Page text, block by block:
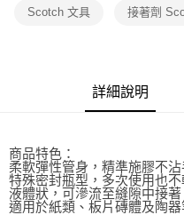
台新國際商業銀行
AFTEE先享後付
１．簡單：不需註冊會員、不需綁
【「AFTEE先享後付」結帳流程】
１．於結帳方式選擇「AFTEE先
結帳頁面，進行簡訊認證並確認金
全家取貨付款
每筆NT$60，滿NT$499(含以
付款後全家取貨
Scotch 文具 接著劑
詳細說明
商品特色：
柔軟彈性管身，精準施膠不沾
特殊密封瓶型，多次使用也
液體狀，可滲流至縫隙中接著
適用於紙類、板片磚體及陶